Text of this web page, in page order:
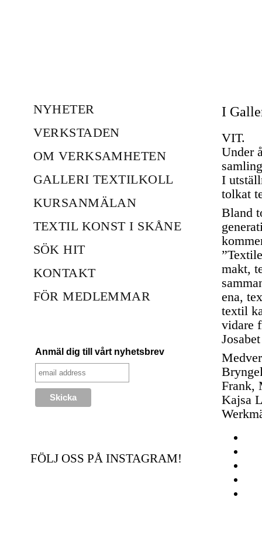
I
VIT.
Under
I
tolkat
Bland
makt,
ena,
textil
vidare
Frank,
Kajsa
NYHETER
VERKSTADEN
OM VERKSAMHETEN
GALLERI TEXTILKOLL
KURSANMÄLAN
TEXTIL KONST I SKÅNE
SÖK HIT
KONTAKT
FÖR MEDLEMMAR
Anmäl dig till vårt nyhetsbrev
FÖLJ OSS PÅ INSTAGRAM!